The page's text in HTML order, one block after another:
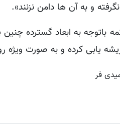
و به آن ها دامن نزنند».
باتوجه به ابعاد گسترده
یابی کرده و به صورت ویژه
فر